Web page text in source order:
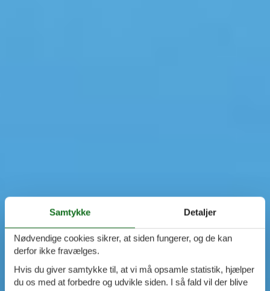
Samtykke Detaljer
Nødvendige cookies sikrer, at siden fungerer, og de kan
derfor ikke fravælges.
Hvis du giver samtykke til, at vi må opsamle statistik, hjælper
du os med at forbedre og udvikle siden. I så fald vil der blive